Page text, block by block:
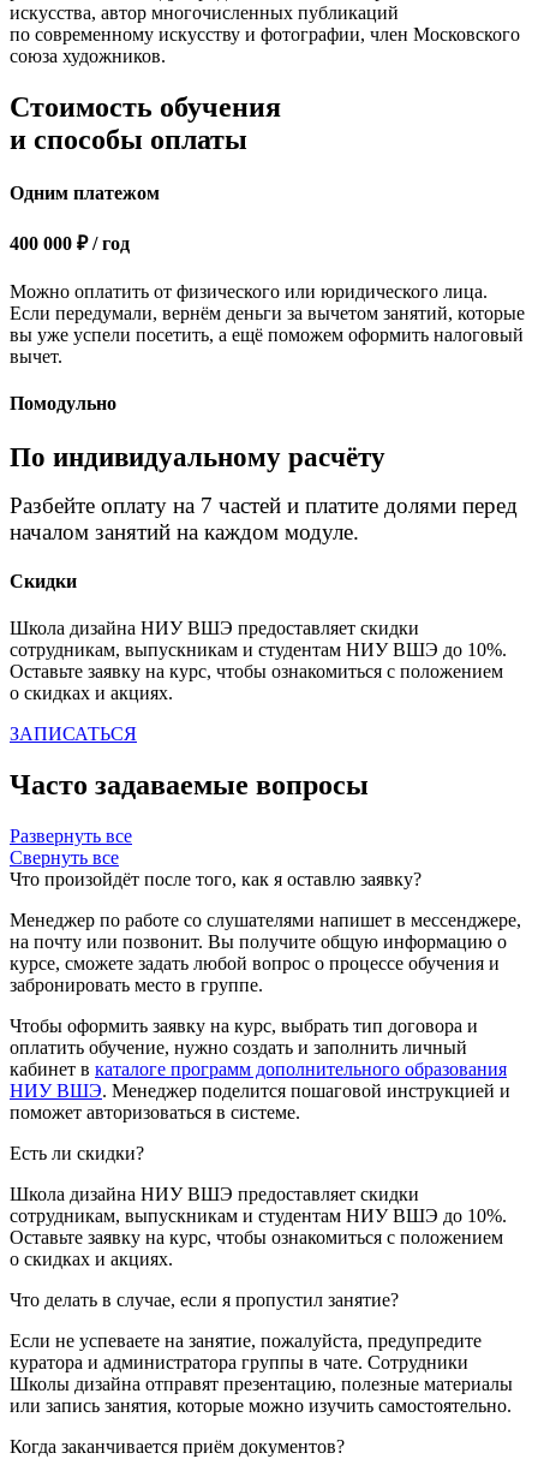
искусства, автор многочисленных публикаций
по современному искусству и фотографии, член Московского
союза художников.
Стоимость обучения
и способы оплаты
Одним платежом
400 000 ₽ / год
Можно оплатить от физического или юридического лица.
Если передумали, вернём деньги за вычетом занятий, которые
вы уже успели посетить, а ещё поможем оформить налоговый
вычет.
Помодульно
По индивидуальному расчёту
Разбейте оплату на 7 частей и платите долями перед
началом занятий на каждом модуле.
Скидки
Школа дизайна НИУ ВШЭ предоставляет скидки
сотрудникам, выпускникам и студентам НИУ ВШЭ до 10%.
Оставьте заявку на курс, чтобы ознакомиться с положением
о скидках и акциях.
ЗАПИСАТЬСЯ
Часто задаваемые вопросы
Развернуть все
Свернуть все
Что произойдёт после того, как я оставлю заявку?
Менеджер по работе со слушателями напишет в мессенджере,
на почту или позвонит. Вы получите общую информацию о
курсе, сможете задать любой вопрос о процессе обучения и
забронировать место в группе.
Чтобы оформить заявку на курс, выбрать тип договора и
оплатить обучение, нужно создать и заполнить личный
кабинет в каталоге программ дополнительного образования
НИУ ВШЭ. Менеджер поделится пошаговой инструкцией и
поможет авторизоваться в системе.
Есть ли скидки?
Школа дизайна НИУ ВШЭ предоставляет скидки
сотрудникам, выпускникам и студентам НИУ ВШЭ до 10%.
Оставьте заявку на курс, чтобы ознакомиться с положением
о скидках и акциях.
Что делать в случае, если я пропустил занятие?
Если не успеваете на занятие, пожалуйста, предупредите
куратора и администратора группы в чате. Сотрудники
Школы дизайна отправят презентацию, полезные материалы
или запись занятия, которые можно изучить самостоятельно.
Когда заканчивается приём документов?